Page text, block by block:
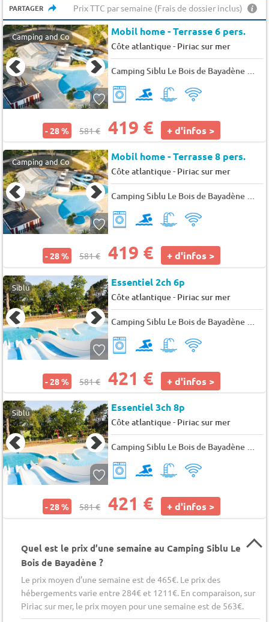
PARTAGER Prix TTC par semaine (Frais de dossier inclus)
Camping and Co Mobil home - Terrasse 6 pers.
Côte atlantique- Piriac sur mer
- 28 % 581 € 419 € + d'infos >
Camping and Co Mobil home - Terrasse 8 pers.
Côte atlantique- Piriac sur mer
Camping Siblu Le Bois de Bayadène
- 28 % 581 € 419 € + d'infos >
Siblu Essentiel 2ch 6p
Côte atlantique- Piriac sur mer
- 28 % 581 € 421 € + d'infos >
Siblu Essentiel 3ch 8p
Côte atlantique- Piriac sur mer
Camping Siblu Le Bois de Bayadène
- 28 % 581 € 421 € + d'infos >
Quel est le prix d’une semaine au Camping Siblu Le
Bois de Bayadène ?
Le prix moyen d’une semaine est de 465€. Le prix des
hébergements varie entre 284€ et 1211€. En comparaison, sur
Piriac sur mer, le prix moyen pour une semaine est de 563€.